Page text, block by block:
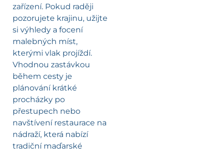
zařízení. Pokud raději
pozorujete krajinu, užijte
si výhledy a focení
malebných míst,
kterými vlak projíždí.
Vhodnou zastávkou
během cesty je
plánování krátké
procházky po
přestupech nebo
navštívení restaurace na
nádraží, která nabízí
tradiční maďarské